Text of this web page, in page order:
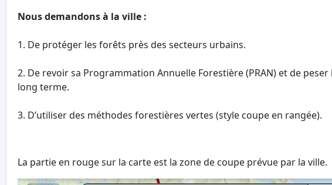
Nous demandons à la ville :
1. De protéger les forêts près des secteurs urbains.
2. De revoir sa Programmation Annuelle Forestière (PRAN) et de
long terme.
3. D’utiliser des méthodes forestières vertes (style coupe en rangée).
La partie en rouge sur la carte est la zone de coupe prévue par la ville.